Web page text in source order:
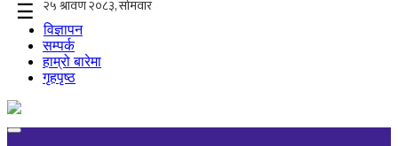
☰
विज्ञापन
सम्पर्क
हाम्रो बारेमा
गृहपृष्ठ